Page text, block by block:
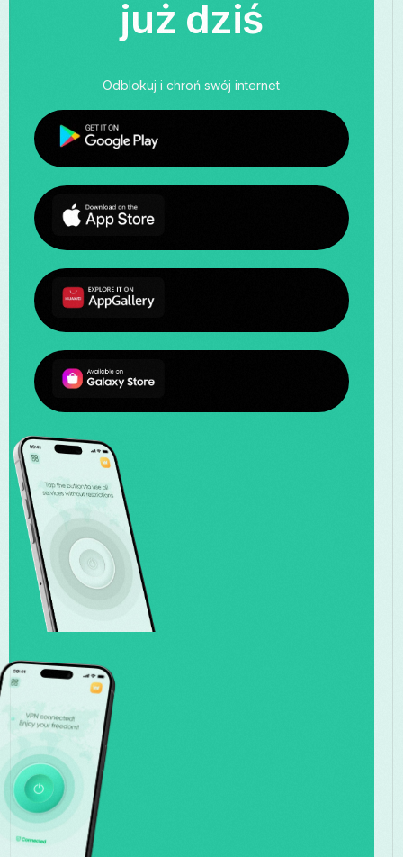
już dziś
Odblokuj i chroń swój internet